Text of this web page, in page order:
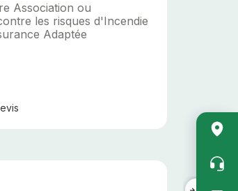
Association ou
les risques d'Incendie
Adaptée